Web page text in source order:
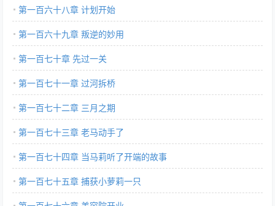
第一百六十八章 计划开始
第一百六十九章 叛逆的妙用
第一百七十章 先过一关
第一百七十一章 过河拆桥
第一百七十二章 三月之期
第一百七十三章 老马动手了
第一百七十四章 当马莉听了开端的故事
第一百七十五章 捕获小萝莉一只